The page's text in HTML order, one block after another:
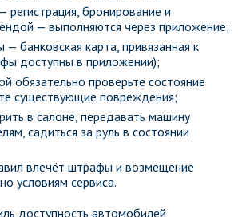
регистрация, бронирование и
— выполняются через приложение;
банковская карта, привязанная к
доступны в приложении);
обязательно проверьте состояние
существующие повреждения;
в салоне, передавать машину
садиться за руль в состоянии
влечёт штрафы и возмещение
условиям сервиса.
доступность автомобилей